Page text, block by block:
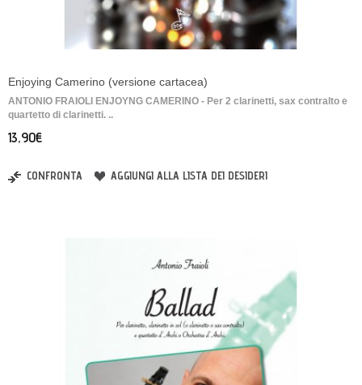
Enjoying Camerino (versione cartacea)
ANTONIO FRAIOLI ENJOYNG CAMERINO - Per 2 clarinetti, sax contralto e
quartetto di clarinetti. ..
13,90€
CONFRONTA AGGIUNGI ALLA LISTA DEI DESIDERI